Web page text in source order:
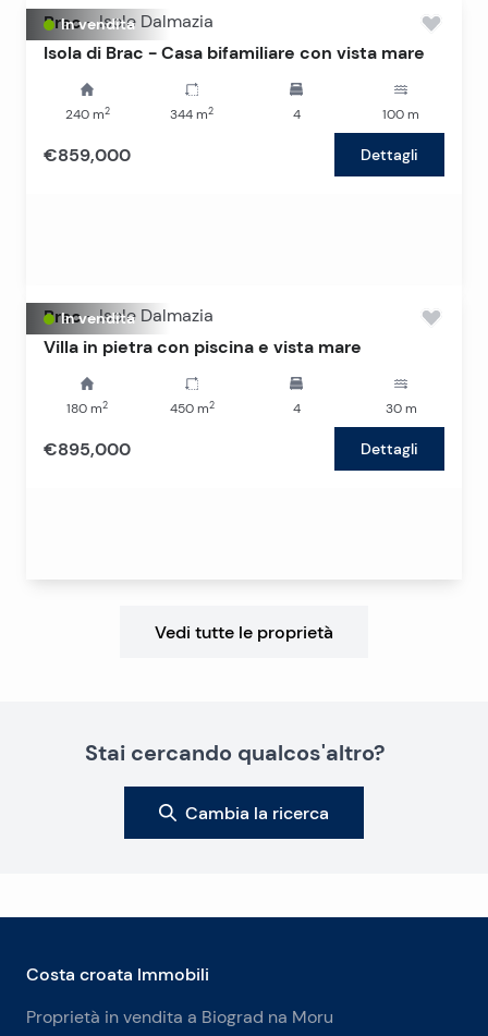
In vendita
Brac - Isole Dalmazia
Isola di Brac - Casa bifamiliare con vista mare
240m2 344 m2 4 100 m
€859,000 Dettagli
In vendita
Brac - Isole Dalmazia
Villa in pietra con piscina e vista mare
180 m2 450m2 4 30m
€895,000 Dettagli
Vedi tutte le proprietà
Stai cercando qualcos'altro?
Cambia la ricerca
Costa croata Immobili
Proprietà in vendita a Biograd na Moru